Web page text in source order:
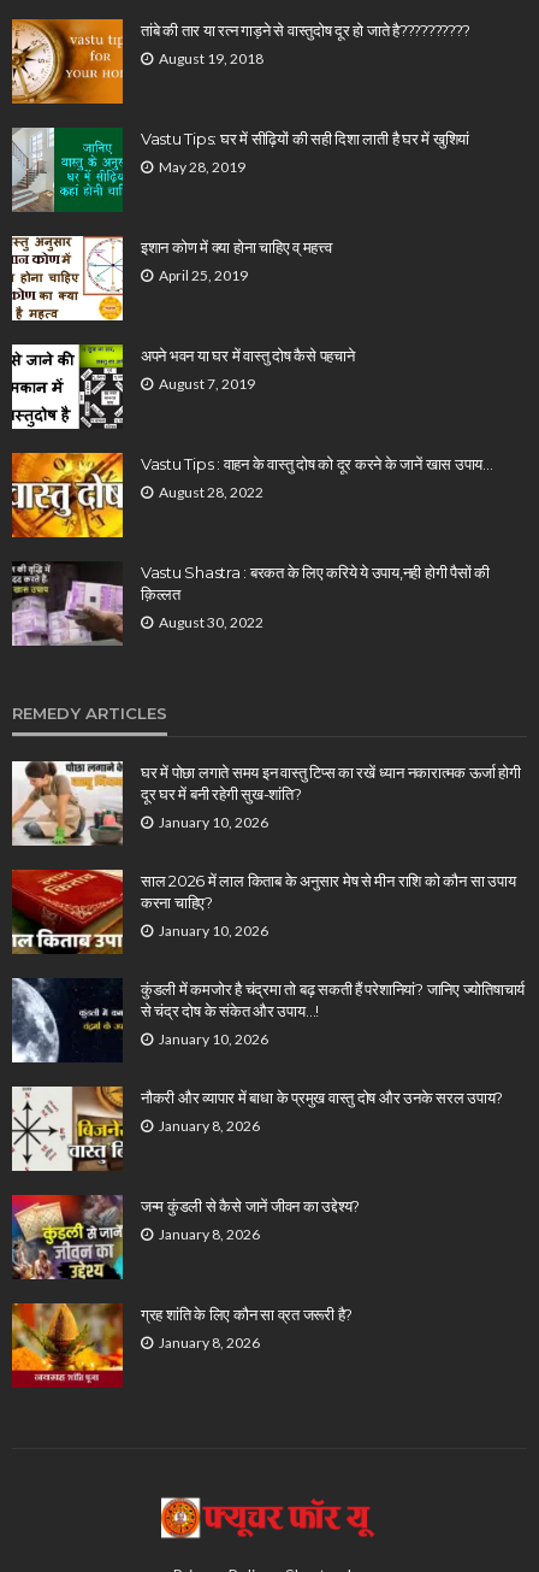
तांबे की तार या रत्न गाड़ने से वास्तुदोष दूर हो जाते है??????????
August 19, 2018
Vastu Tips: घर में सीढ़ियों की सही दिशा लाती है घर में खुशियां
May 28, 2019
इशान कोण में क्या होना चाहिए व् महत्त्व
April 25, 2019
अपने भवन या घर में वास्तु दोष कैसे पहचाने
August 7, 2019
Vastu Tips : वाहन के वास्तु दोष को दूर करने के जानें खास उपाय…
August 28, 2022
Vastu Shastra : बरकत के लिए करिये ये उपाय,नही होगी पैसों की
क़िल्लत
August 30, 2022
REMEDY ARTICLES
घर में पोछा लगाते समय इन वास्तु टिप्स का रखें ध्यान नकारात्मक ऊर्जा होगी
दूर घर में बनी रहेगी सुख-शांति?
January 10, 2026
साल 2026 में लाल किताब के अनुसार मेष से मीन राशि को कौन सा उपाय
करना चाहिए?
January 10, 2026
कुंडली में कमजोर है चंद्रमा तो बढ़ सकती हैं परेशानियां? जानिए ज्योतिषाचार्य
से चंद्र दोष के संकेत और उपाय…!
January 10, 2026
नौकरी और व्यापार में बाधा के प्रमुख वास्तु दोष और उनके सरल उपाय?
January 8, 2026
जन्म कुंडली से कैसे जानें जीवन का उद्देश्य?
January 8, 2026
ग्रह शांति के लिए कौन सा व्रत जरूरी है?
January 8, 2026